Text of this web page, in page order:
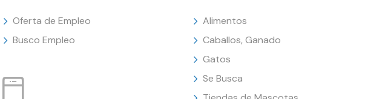
Oferta de Empleo
Busco Empleo
Alimentos
Caballos, Ganado
Gatos
Se Busca